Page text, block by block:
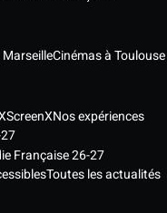
Cinémas à Toulouse
ScreenXNos expériences
Française 26-27
Toutes les actualités